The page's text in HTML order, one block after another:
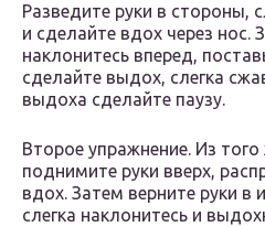
Разведите руки в стороны,
и сделайте вдох через нос.
наклонитесь вперед,
сделайте выдох, слегка
выдоха сделайте паузу.
Второе упражнение. Из
поднимите руки вверх,
вдох. Затем верните руки в
слегка наклонитесь и